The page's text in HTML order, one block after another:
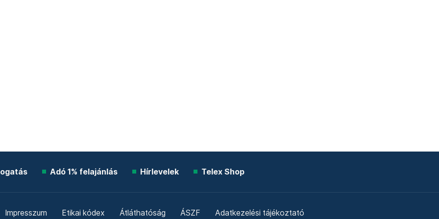
Adó 1% felajánlás Hírlevelek Telex Shop
Impresszum Etikai kódex Átláthatóság ÁSZF Adatkezelési tájékoztató